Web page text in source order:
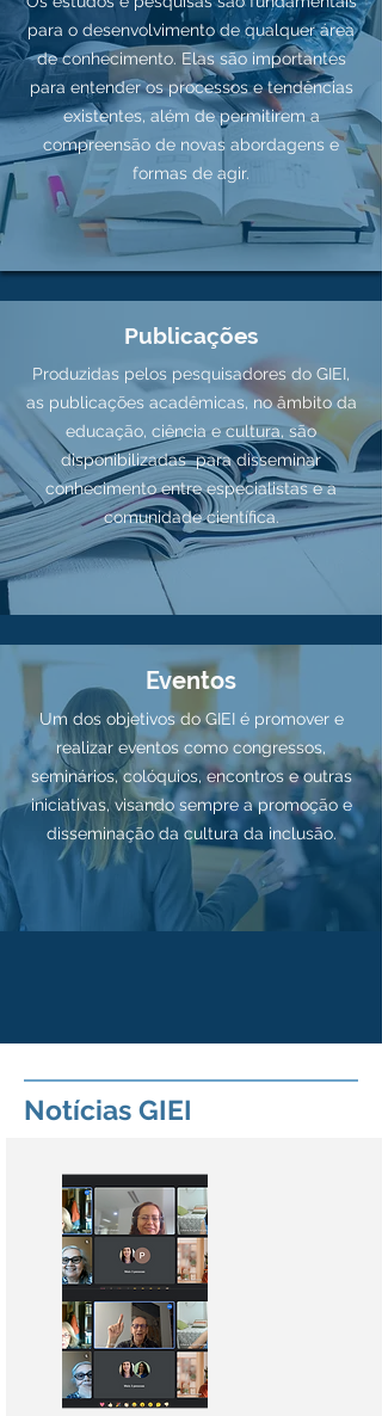
para o desenvolvimento de qualquer área
de conhecimento. Elas são importantes
para entender os processos e tendências
existentes, além de permitirem a
compreensão de novas abordagens e
formas de agir.
Publicações
Produzidas pelos pesquisadores do GIEI,
as publicações acadêmicas, no âmbito da
educação, ciência e cultura, são
disponibilizadas para disseminar
conhecimento entre especialistas e a
comunidade científica.
Eventos
Um dos objetivos do GIEI é promover e
realizar eventos como congressos,
seminários, colóquios, encontros e outras
iniciativas, visando sempre a promoção e
disseminação da cultura da inclusão.
Notícias GIEI